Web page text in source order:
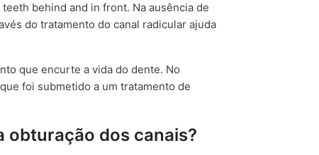
behind and in front. Na ausência de
do tratamento do canal radicular ajuda
que encurte a vida do dente. No
foi submetido a um tratamento de
obturação dos canais?